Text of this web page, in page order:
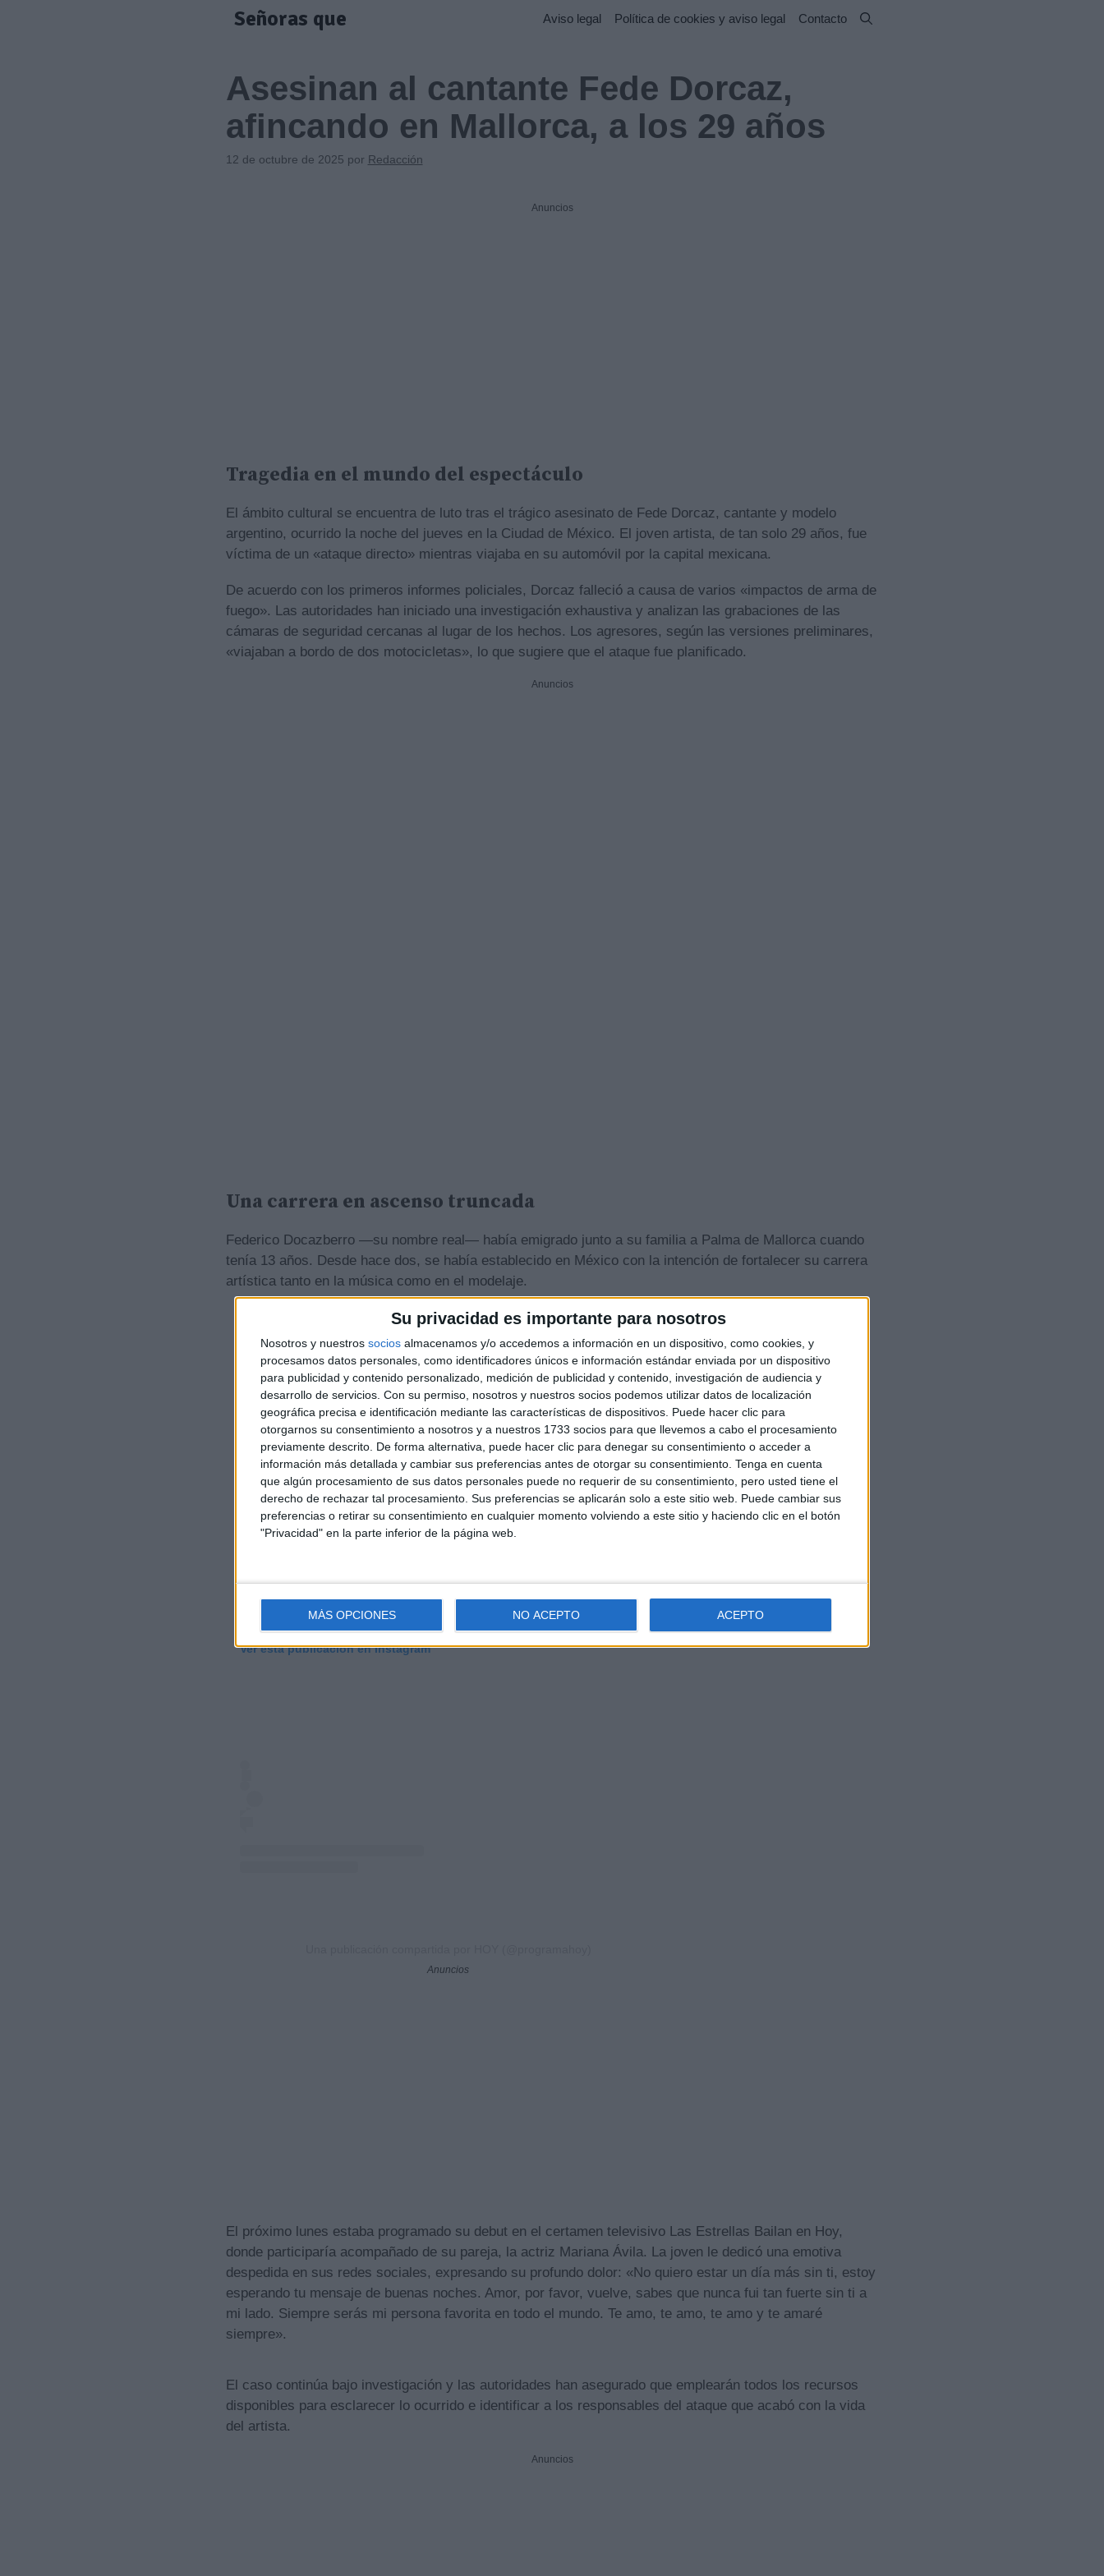
Su privacidad es importante para nosotros
Nosotros y nuestros socios almacenamos y/o accedemos a información en un dispositivo, como cookies, y
procesamos datos personales, como identificadores únicos e información estándar enviada por un dispositivo
para publicidad y contenido personalizado, medición de publicidad y contenido, investigación de audiencia y
desarrollo de servicios. Con su permiso, nosotros y nuestros socios podemos utilizar datos de localización
geográfica precisa e identificación mediante las características de dispositivos. Puede hacer clic para
otorgarnos su consentimiento a nosotros y a nuestros 1733 socios para que llevemos a cabo el procesamiento
previamente descrito. De forma alternativa, puede hacer clic para denegar su consentimiento o acceder a
información más detallada y cambiar sus preferencias antes de otorgar su consentimiento. Tenga en cuenta
que algún procesamiento de sus datos personales puede no requerir de su consentimiento, pero usted tiene el
derecho de rechazar tal procesamiento. Sus preferencias se aplicarán solo a este sitio web. Puede cambiar sus
preferencias o retirar su consentimiento en cualquier momento volviendo a este sitio y haciendo clic en el botón
"Privacidad" en la parte inferior de la página web.
MÁS OPCIONES NO ACEPTO ACEPTO
Señoras que Aviso legal Política de cookies y aviso legal Contacto
Asesinan al cantante Fede Dorcaz,
afincando en Mallorca, a los 29 años
12 de octubre de 2025 por Redacción
Anuncios
Tragedia en el mundo del espectáculo
El ámbito cultural se encuentra de luto tras el trágico asesinato de Fede Dorcaz, cantante y modelo
argentino, ocurrido la noche del jueves en la Ciudad de México. El joven artista, de tan solo 29 años, fue
víctima de un «ataque directo» mientras viajaba en su automóvil por la capital mexicana.
De acuerdo con los primeros informes policiales, Dorcaz falleció a causa de varios «impactos de arma de
fuego». Las autoridades han iniciado una investigación exhaustiva y analizan las grabaciones de las
cámaras de seguridad cercanas al lugar de los hechos. Los agresores, según las versiones preliminares,
«viajaban a bordo de dos motocicletas», lo que sugiere que el ataque fue planificado.
Anuncios
Una carrera en ascenso truncada
Federico Docazberro —su nombre real— había emigrado junto a su familia a Palma de Mallorca cuando
tenía 13 años. Desde hace dos, se había establecido en México con la intención de fortalecer su carrera
artística tanto en la música como en el modelaje.
Ver esta publicación en Instagram
Anuncios
El próximo lunes estaba programado su debut en el certamen televisivo Las Estrellas Bailan en Hoy,
donde participaría acompañado de su pareja, la actriz Mariana Ávila. La joven le dedicó una emotiva
despedida en sus redes sociales, expresando su profundo dolor: «No quiero estar un día más sin ti, estoy
esperando tu mensaje de buenas noches. Amor, por favor, vuelve, sabes que nunca fui tan fuerte sin ti a
mi lado. Siempre serás mi persona favorita en todo el mundo. Te amo, te amo, te amo y te amaré
siempre».
El caso continúa bajo investigación y las autoridades han asegurado que emplearán todos los recursos
disponibles para esclarecer lo ocurrido e identificar a los responsables del ataque que acabó con la vida
del artista.
Anuncios